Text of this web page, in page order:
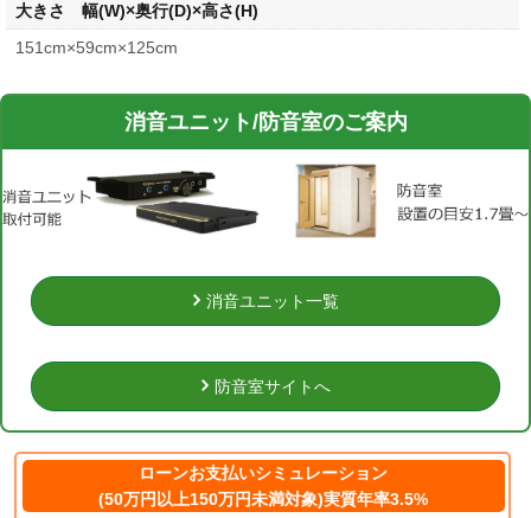
大きさ 幅(W)×奥行(D)×高さ(H)
151cm×59cm×125cm
消音ユニット/防音室のご案内
消音ユニット一覧
防音室サイトへ
ローンお支払いシミュレーション
(50万円以上150万円未満対象)実質年率3.5%